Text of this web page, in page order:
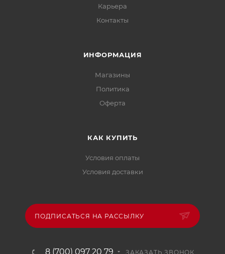
Карьера
Контакты
ИНФОРМАЦИЯ
Магазины
Политика
Офертa
КАК КУПИТЬ
Условия оплаты
Условия доставки
ПОДПИСАТЬСЯ НА РАССЫЛКУ
8 (700) 097 20 79 ЗАКАЗАТЬ ЗВОНОК